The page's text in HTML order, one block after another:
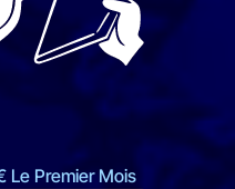
Le Premier Mois